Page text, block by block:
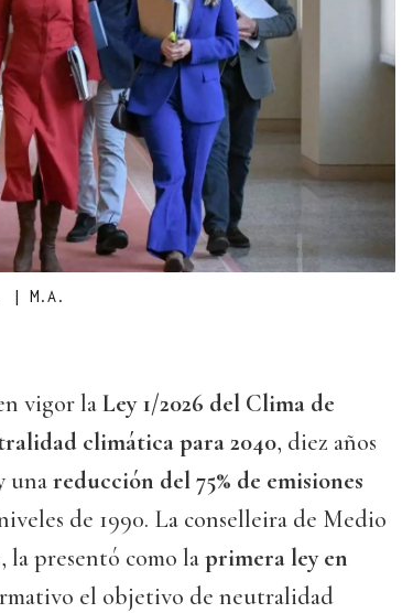
| M.A.
vigor laLey 1/2026 del Clima de
climática para 2040, diez años
unareducción del 75% de emisiones
de 1990. La conselleira de Medio
, la presentó como laprimera ley en
el objetivo de neutralidad